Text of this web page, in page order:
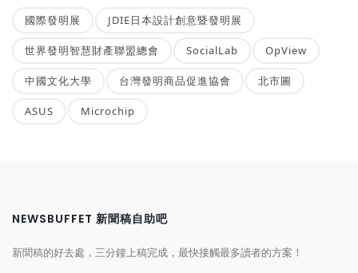
國際發明展 JDIE日本設計創意暨發明展
世界發明智慧財產聯盟總會 SocialLab OpView
中國文化大學 台灣發明商品促進協會 北市圖
ASUS Microchip
NEWSBUFFET 新聞稿自助吧
新聞稿的好去處，三分鐘上稿完成，最快接觸最多讀者的方案！